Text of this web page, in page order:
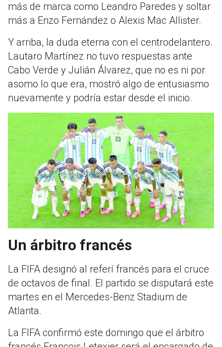
más de marca como Leandro Paredes y soltar
más a Enzo Fernández o Alexis Mac Allister.
Y arriba, la duda eterna con el centrodelantero.
Lautaro Martínez no tuvo respuestas ante
Cabo Verde y Julián Álvarez, que no es ni por
asomo lo que era, mostró algo de entusiasmo
nuevamente y podría estar desde el inicio.
Un árbitro francés
La FIFA designó al referí francés para el cruce
de octavos de final. El partido se disputará este
martes en el Mercedes-Benz Stadium de
Atlanta.
La FIFA confirmó este domingo que el árbitro